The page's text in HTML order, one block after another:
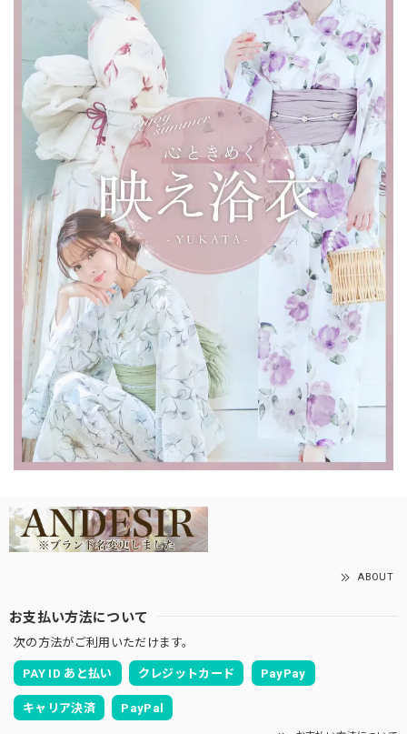
ABOUT
お支払い方法について
次の方法がご利用いただけます。
PAY ID あと払い クレジットカード PayPay
キャリア決済 PayPal